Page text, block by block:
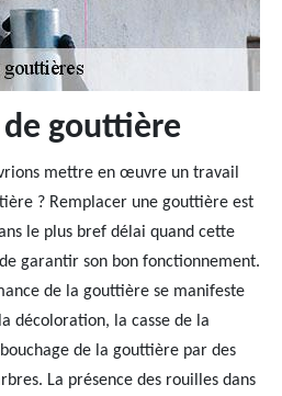
gouttière
mettre en œuvre un travail
? Remplacer une gouttière est
le plus bref délai quand cette
garantir son bon fonctionnement.
de la gouttière se manifeste
décoloration, la casse de la
de la gouttière par des
La présence des rouilles dans